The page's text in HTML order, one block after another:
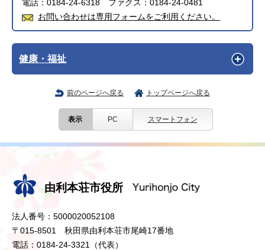
電話：0184-24-6318 ファクス：0184-24-0481
お問い合わせは専用フォームをご利用ください。
健康・福祉
前のページへ戻る トップページへ戻る
表示 PC スマートフォン
由利本荘市役所
法人番号：5000020052108
〒015-8501 秋田県由利本荘市尾崎17番地
電話：0184-24-3321（代表）